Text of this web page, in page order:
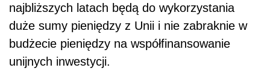
najbliższych latach będą do wykorzystania
duże sumy pieniędzy z Unii i nie zabraknie w
budżecie pieniędzy na współfinansowanie
unijnych inwestycji.